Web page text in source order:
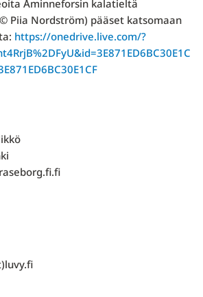
Åminneforsin kalatieltä
Piia Nordström) pääset katsomaan
https://onedrive.live.com/?